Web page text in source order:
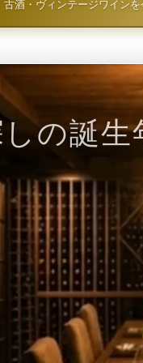
古酒・ヴィンテージワイン
の誕